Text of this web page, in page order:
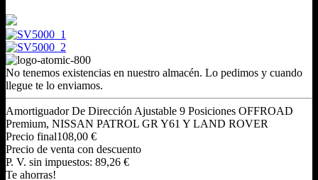
No tenemos existencias en nuestro almacén. Lo pedimos y cuando
llegue te lo enviamos.
Amortiguador De Dirección Ajustable 9 Posiciones OFFROAD
Premium, NISSAN PATROL GR Y61 Y LAND ROVER
Precio final108,00 €
Precio de venta con descuento
P. V. sin impuestos: 89,26 €
Te ahorras!